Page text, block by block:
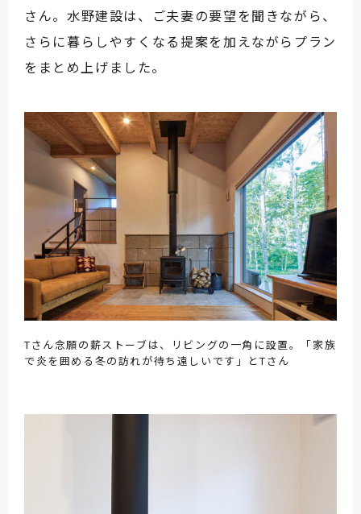
さん。水野建設は、ご夫妻の要望を聞きながら、
さらに暮らしやすくなる提案を加えながらプラン
をまとめ上げました。
Tさん念願の薪ストーブは、リビングの一角に設置。「家族
で炎を囲める冬の訪れが待ち遠しいです」とTさん